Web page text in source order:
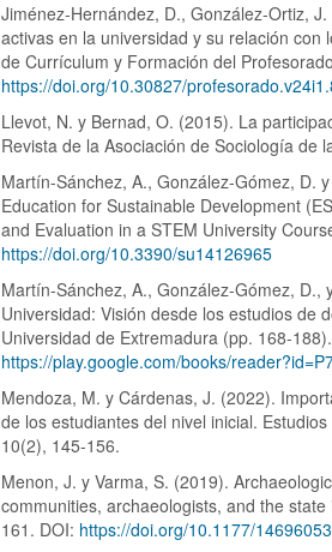
Jiménez-Hernández, D., González-Ortiz,
activas en la universidad y su relación
de Currículum y Formación del
https://doi.org/10.30827/
Llevot, N. y Bernad, O. (2015). La
Revista de la Asociación de Sociología de
Martín-Sánchez, A., González-Gómez, D.
Education for Sustainable Development
and Evaluation in a STEM University
https://doi.org/10.3390/su14126965
Martín-Sánchez, A., González-Gómez,
Universidad: Visión desde los estudios de
Universidad de Extremadura (pp. 168-
https://play.google.com/books/
Mendoza, M. y Cárdenas, J. (2022).
de los estudiantes del nivel inicial.
10(2), 145-156.
Menon, J. y Varma, S. (2019).
communities, archaeologists, and the
161. DOI: https://doi.org/10.1177/